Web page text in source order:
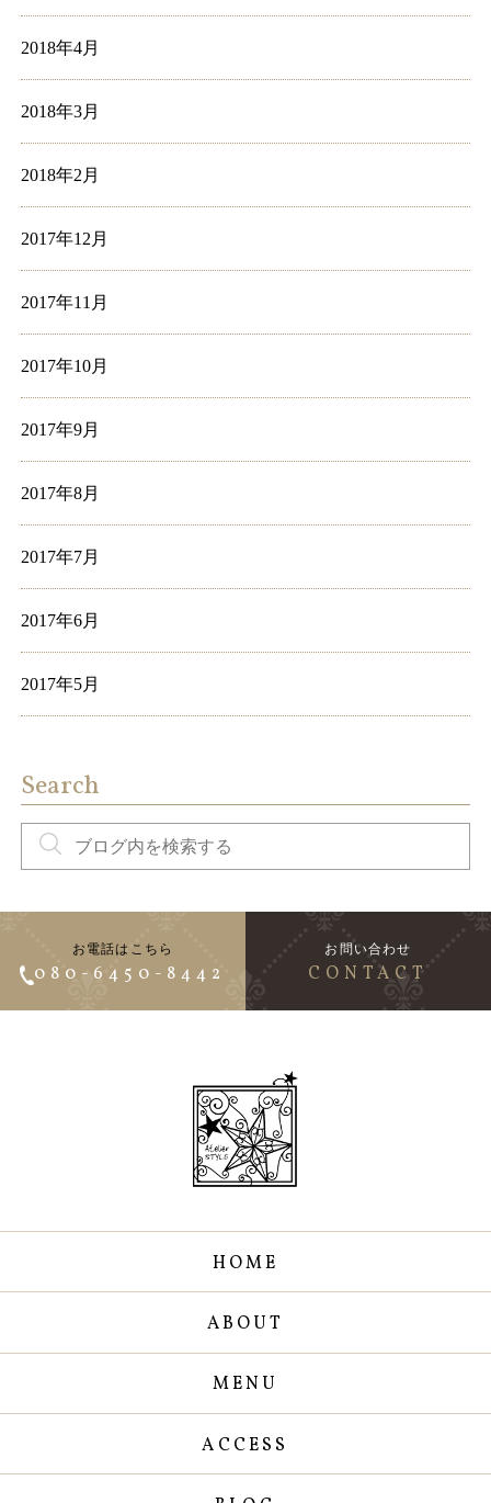
2018年4月
2018年3月
2018年2月
2017年12月
2017年11月
2017年10月
2017年9月
2017年8月
2017年7月
2017年6月
2017年5月
Search
お電話はこちら
080-6450-8442
お問い合わせ
CONTACT
HOME
ABOUT
MENU
ACCESS